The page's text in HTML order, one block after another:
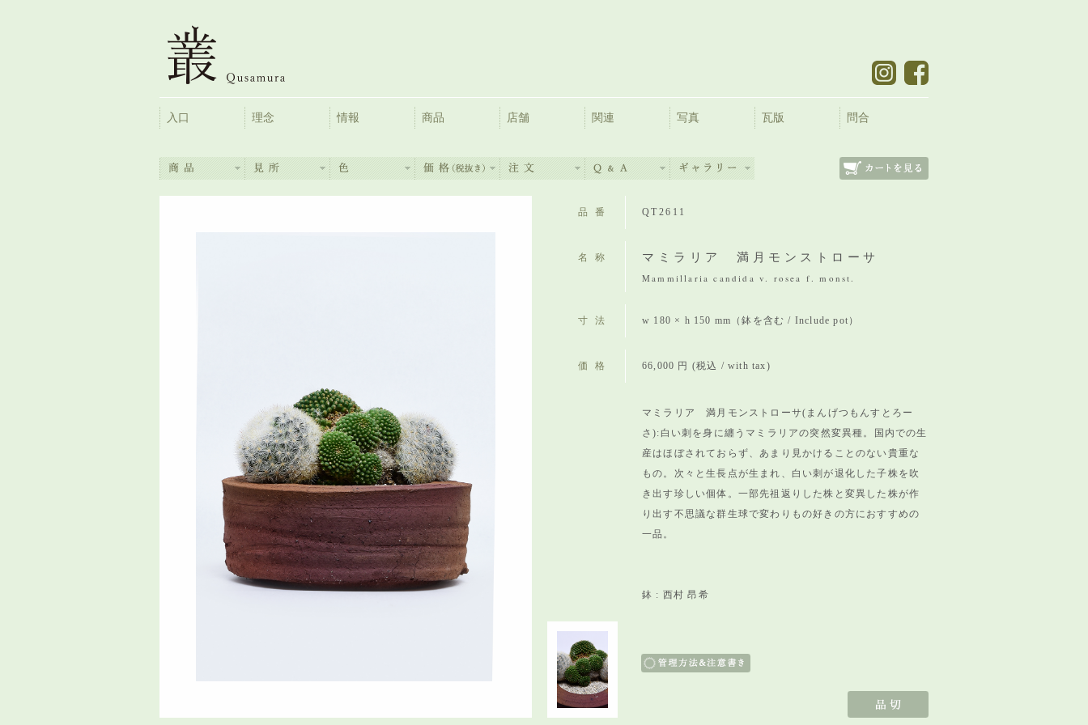
入口 理念 情報 商品 店舗 関連 写真 瓦版 問合
品番 QT2611
名称 マミラリア 満月モンストローサ
Mammillaria candida v. rosea f. monst.
寸法 w 180 × h 150 mm（鉢を含む / Include pot）
価格 66,000 円 (税込 / with tax)
マミラリア 満月モンストローサ(まんげつもんすとろー
さ): 白い刺を身に纏うマミラリアの突然変異種。
国内での生
産はほぼされておらず、あまり見かけることのない貴重な
もの。次々と生長点が生まれ、 白い刺が退化した子株を吹
き出す珍しい個体。 一部先祖返りした株と変異した株が作
り出す不思議な群生球で変わ りもの好きの方におすすめの
一品。
鉢 : 西村 昂希